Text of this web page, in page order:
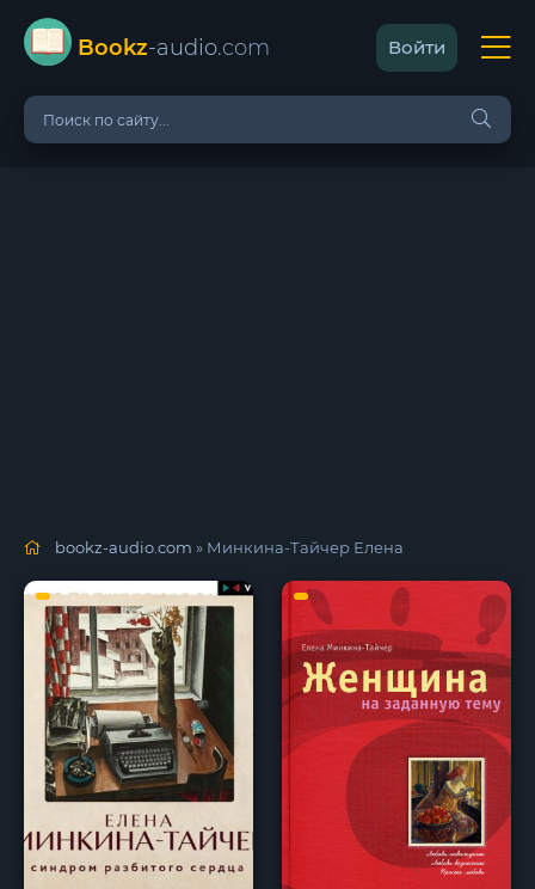
Bookz-audio.com Войти
bookz-audio.com » Минкина-Тайчер Елена